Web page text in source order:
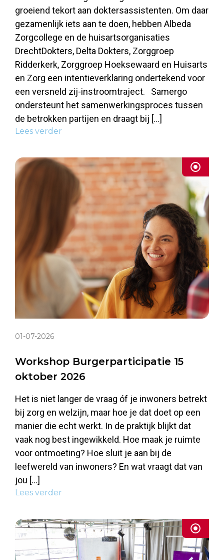
groeiend tekort aan doktersassistenten. Om daar
gezamenlijk iets aan te doen, hebben Albeda
Zorgcollege en de huisartsorganisaties
DrechtDokters, Delta Dokters, Zorggroep
Ridderkerk, Zorggroep Hoeksewaard en Huisarts
en Zorg een intentieverklaring ondertekend voor
een versneld zij-instroomtraject. Samergo
ondersteunt het samenwerkingsproces tussen
de betrokken partijen en draagt bij […]
Lees verder
01-07-2026
Workshop Burgerparticipatie 15
oktober 2026
Het is niet langer de vraag óf je inwoners betrekt
bij zorg en welzijn, maar hoe je dat doet op een
manier die echt werkt. In de praktijk blijkt dat
vaak nog best ingewikkeld. Hoe maak je ruimte
voor ontmoeting? Hoe sluit je aan bij de
leefwereld van inwoners? En wat vraagt dat van
jou […]
Lees verder